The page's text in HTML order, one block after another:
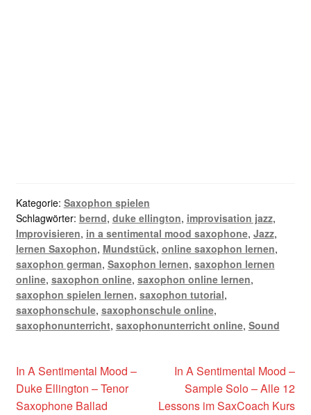
Kategorie: Saxophon spielen
Schlagwörter: bernd, duke ellington, improvisation jazz,
Improvisieren, in a sentimental mood saxophone, Jazz,
lernen Saxophon, Mundstück, online saxophon lernen,
saxophon german, Saxophon lernen, saxophon lernen
online, saxophon online, saxophon online lernen,
saxophon spielen lernen, saxophon tutorial,
saxophonschule, saxophonschule online,
saxophonunterricht, saxophonunterricht online, Sound
Beitragsnavigation
Vorheriger
Beitrag:
In A Sentimental Mood –
Duke Ellington – Tenor
Saxophone Ballad
Nächster
Beitrag:
In A Sentimental Mood –
Sample Solo – Alle 12
Lessons im SaxCoach Kurs